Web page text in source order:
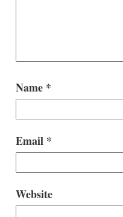
Name *
Email *
Website